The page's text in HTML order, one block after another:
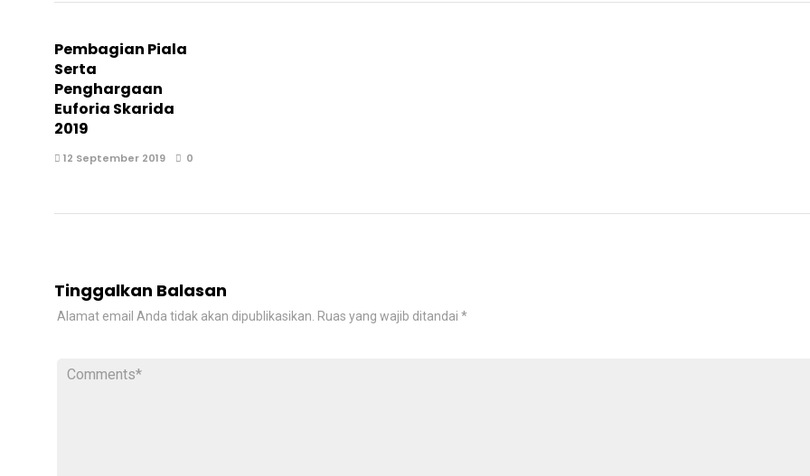
Pembagian Piala
Serta
Penghargaan
Euforia Skarida
2019
12 September 2019 0
Tinggalkan Balasan
Alamat email Anda tidak akan dipublikasikan. Ruas yang wajib ditandai *